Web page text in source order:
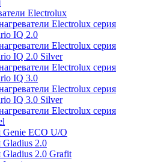
Electrolux
Electrolux серия
IQ 2.0
Electrolux серия
IQ 2.0 Silver
Electrolux серия
IQ 3.0
Electrolux серия
IQ 3.0 Silver
Electrolux серия
Genie ECO U/О
Gladius 2.0
Gladius 2.0 Grafit